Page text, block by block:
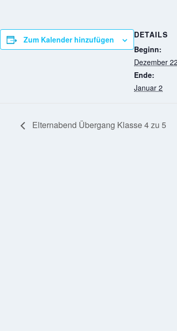
Zum Kalender hinzufügen
DETAILS
Beginn:
Dezember
Ende:
Januar 2
Elternabend Übergang Klasse 4 zu 5